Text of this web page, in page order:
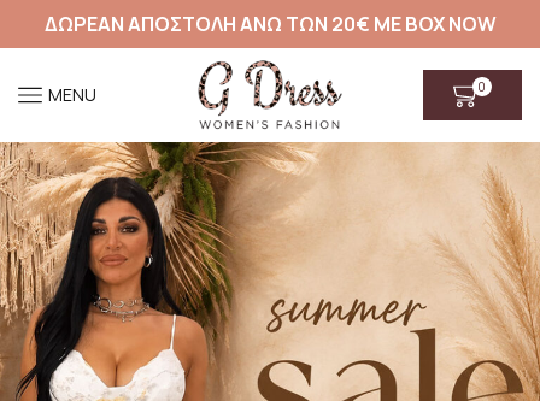
ΔΩΡΕΑΝ ΑΠΟΣΤΟΛΗ ΑΝΩ ΤΩΝ 20€ ΜΕ BOX NOW
MENU 0